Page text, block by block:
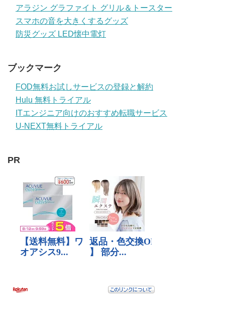
アラジン グラファイト グリル＆トースター
スマホの音を大きくするグッズ
防災グッズ LED懐中電灯
ブックマーク
FOD無料お試しサービスの登録と解約
Hulu 無料トライアル
ITエンジニア向けのおすすめ転職サービス
U-NEXT無料トライアル
PR